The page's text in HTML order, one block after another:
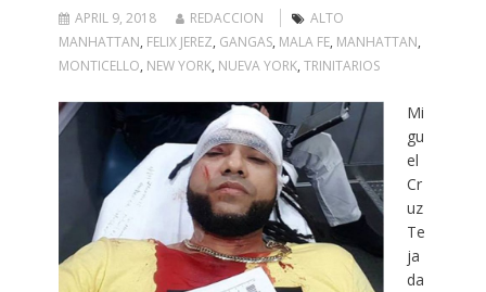
APRIL 9, 2018 REDACCION
ALTO
MANHATTAN, FELIX JEREZ, GANGAS, MALA FE, MANHATTAN,
MONTICELLO, NEW YORK, NUEVA YORK, TRINITARIOS
Mi
gu
el
Cr
uz
Te
ja
da